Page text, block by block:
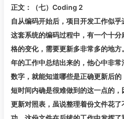
正文：（七）Coding 2
自从编码开始后，项目开发工作似乎
这套系统的编码过程中，有一个十
格的变化，需要更新多非常多的地
年的工作中总结出来的，他心中非
数字，就能知道哪些是正确更新后
短时间内确是很难做到的这一点的
更新对照表，虽说整理着份文件花